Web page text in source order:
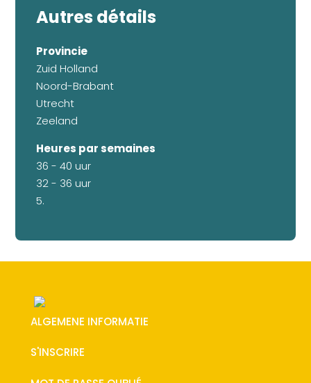
Autres détails
Provincie
Zuid Holland
Noord-Brabant
Utrecht
Zeeland
Heures par semaines
36 - 40 uur
32 - 36 uur
5.
ALGEMENE INFORMATIE
S'INSCRIRE